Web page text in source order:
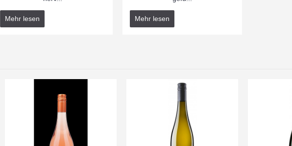
Mehr lesen Mehr lesen